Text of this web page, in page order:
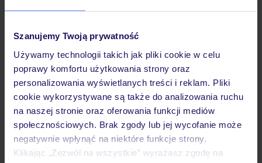
Szanujemy Twoją prywatność
Używamy technologii takich jak pliki cookie w celu
poprawy komfortu użytkowania strony oraz
personalizowania wyświetlanych treści i reklam. Pliki
cookie wykorzystywane są także do analizowania ruchu
na naszej stronie oraz oferowania funkcji mediów
społecznościowych. Brak zgody lub jej wycofanie może
negatywnie wpłynąć na niektóre funkcje strony.
Klikając „Zezwól na wszystkie” wyrażasz zgodę na
Hotel
Opinie
Pokoje